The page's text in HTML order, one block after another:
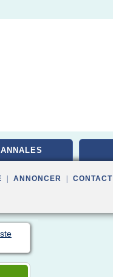
ANNALES
ANNONCER CONTACT